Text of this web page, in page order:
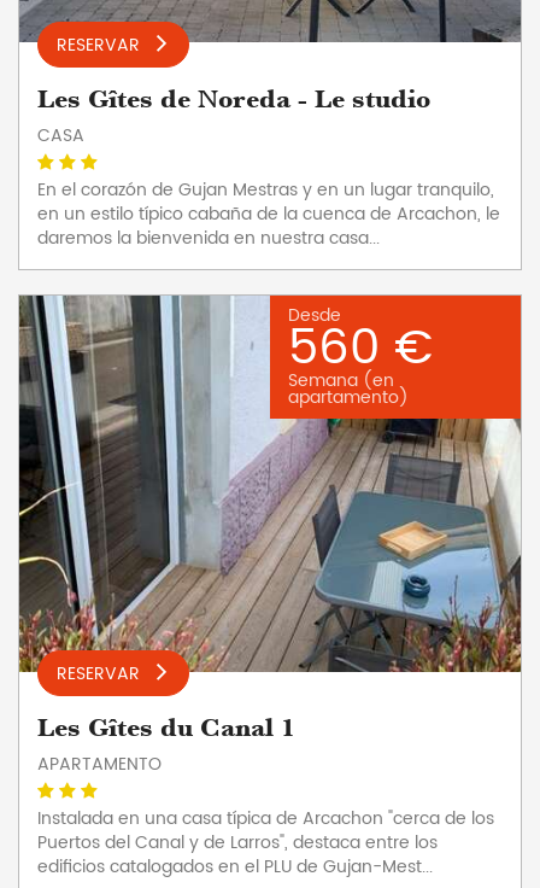
RESERVAR
Les Gîtes de Noreda - Le studio
CASA
En el corazón de Gujan Mestras y en un lugar tranquilo,
en un estilo típico cabaña de la cuenca de Arcachon, le
daremos la bienvenida en nuestra casa...
Desde
560 €
Semana (en
apartamento)
RESERVAR
Les Gîtes du Canal 1
APARTAMENTO
Instalada en una casa típica de Arcachon "cerca de los
Puertos del Canal y de Larros", destaca entre los
edificios catalogados en el PLU de Gujan-Mest...